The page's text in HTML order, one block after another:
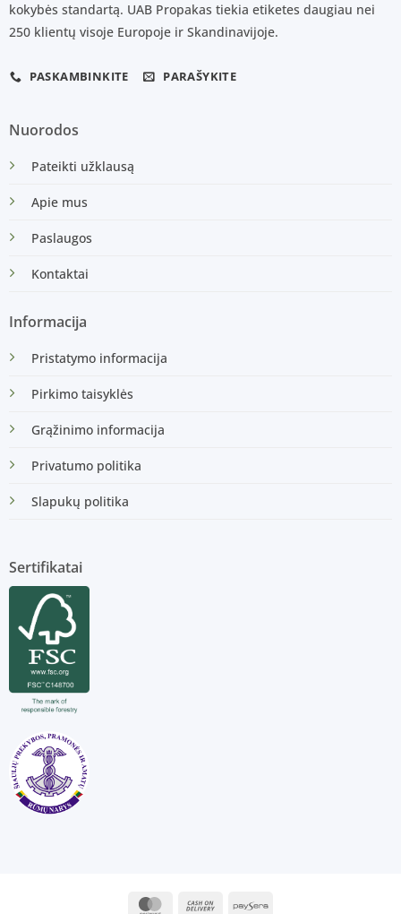
kokybės standartą. UAB Propakas tiekia etiketes daugiau nei
250 klientų visoje Europoje ir Skandinavijoje.
PASKAMBINKITE PARAŠYKITE
Nuorodos
Pateikti užklausą
Apie mus
Paslaugos
Kontaktai
Informacija
Pristatymo informacija
Pirkimo taisyklės
Grąžinimo informacija
Privatumo politika
Slapukų politika
Sertifikatai
MasterCardCash Paysera